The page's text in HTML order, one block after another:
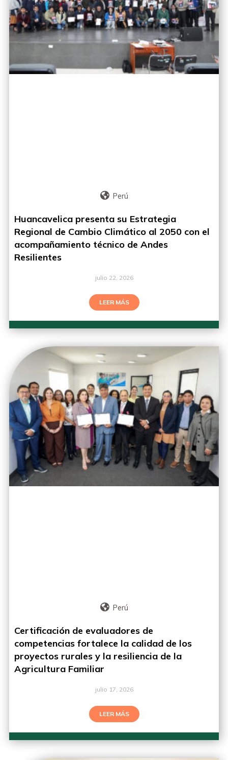
Perú
Huancavelica presenta su Estrategia
Regional de Cambio Climático al 2050 con el
acompañamiento técnico de Andes
Resilientes
julio 22, 2026
LEER MÁS
Perú
Certificación de evaluadores de
competencias fortalece la calidad de los
proyectos rurales y la resiliencia de la
Agricultura Familiar
julio 17, 2026
LEER MÁS